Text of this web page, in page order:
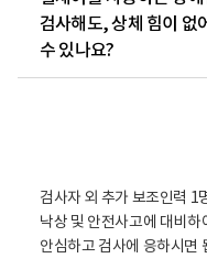
립
재
장
센
터
로
고
검사해도, 상체 힘이 없
수 있나요?
검사자 외 추가 보조인력 1
낙상 및 안전사고에 대비
안심하고 검사에 응하시면